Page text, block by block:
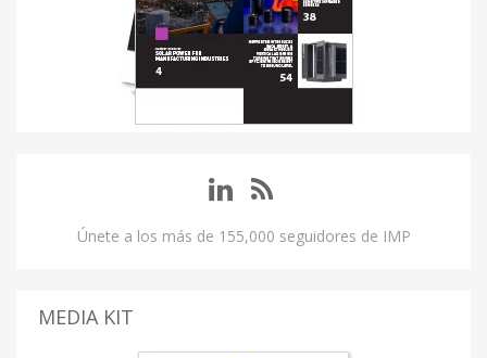
Únete a los más de 155,000 seguidores de IMP
MEDIA KIT